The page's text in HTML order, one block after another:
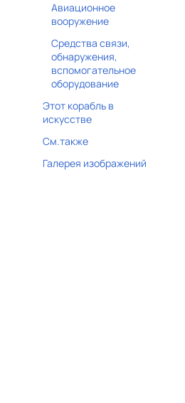
Авиационное
вооружение
Средства связи,
обнаружения,
вспомогательное
оборудование
Этот корабль в
искусстве
См.также
Галерея изображений